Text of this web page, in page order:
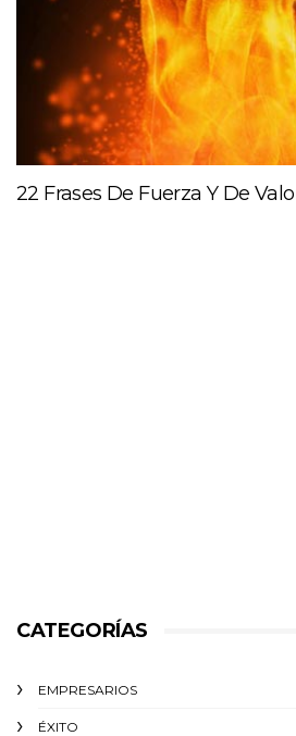
22 Frases De Fuerza Y De
CATEGORÍAS
EMPRESARIOS
ÉXITO‬